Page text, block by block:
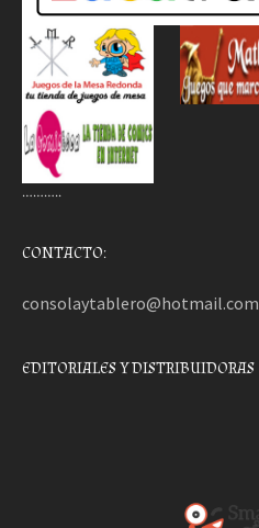
………..
CONTACTO:
consolaytablero@hotmail.com
EDITORIALES Y DISTRIBUIDORAS